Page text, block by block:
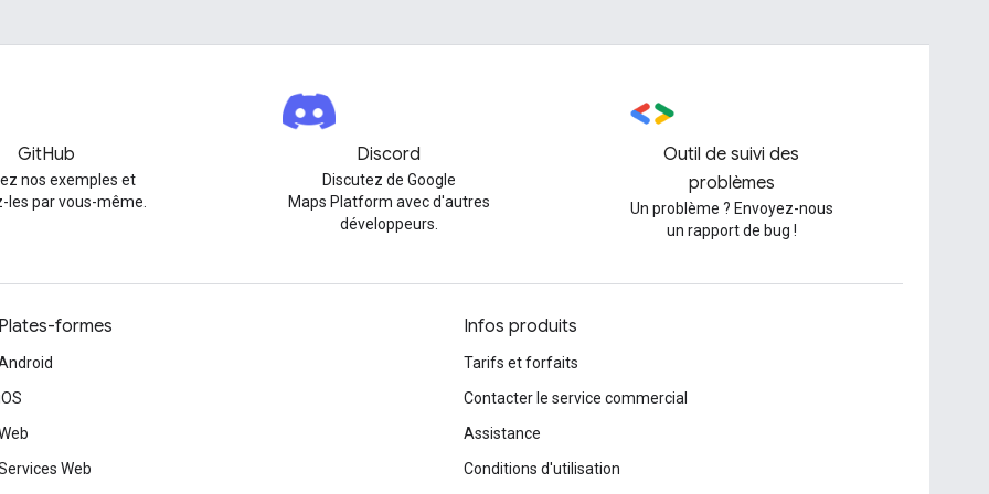
GitHub
nos exemples et
les par vous-même.
Discord
Discutez de Google
Maps Platform avec d'autres
développeurs.
Outil de suivi des
problèmes
Un problème ? Envoyez-nous
un rapport de bug !
Plates-formes
Web
Infos produits
Tarifs et forfaits
Contacter le service commercial
Assistance
Conditions d'utilisation